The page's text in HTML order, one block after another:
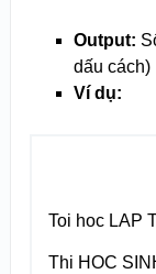
Output:
dấu cách)
Ví dụ:
Toi hoc LAP
Thi HOC